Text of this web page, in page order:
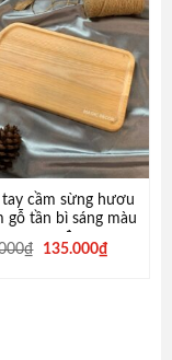
Add to
tay cầm sừng hươu
gỗ tần bì sáng màu
₫
Original
135.000₫Current
price